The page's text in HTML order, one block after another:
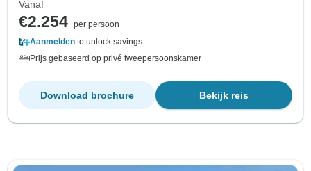
Vanaf
€2.254 per persoon
Aanmelden to unlock savings
Prijs gebaseerd op privé tweepersoonskamer
Bekijk reis
Download brochure